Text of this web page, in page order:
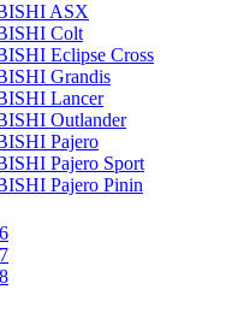
ASX
Colt
Eclipse Cross
Grandis
Lancer
Outlander
Pajero
Pajero Sport
Pajero Pinin